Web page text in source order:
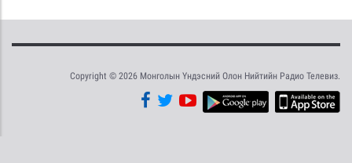
Copyright © 2026 Монголын Үндэсний Олон Нийтийн Радио Телевиз.